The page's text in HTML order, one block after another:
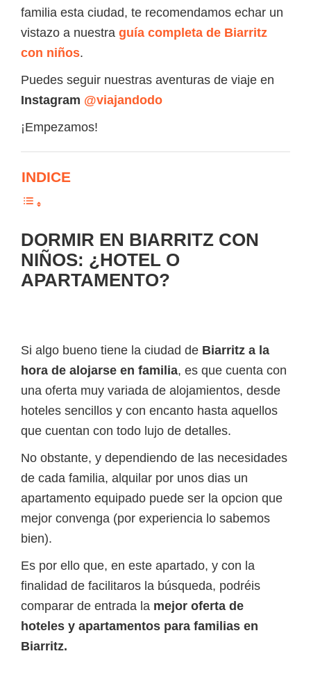
familia esta ciudad, te recomendamos echar un
vistazo a nuestra guía completa de Biarritz
con niños.
Puedes seguir nuestras aventuras de viaje en
Instagram @viajandodo
¡Empezamos!
INDICE
DORMIR EN BIARRITZ CON
NIÑOS: ¿HOTEL O
APARTAMENTO?
Si algo bueno tiene la ciudad de Biarritz a la
hora de alojarse en familia, es que cuenta con
una oferta muy variada de alojamientos, desde
hoteles sencillos y con encanto hasta aquellos
que cuentan con todo lujo de detalles.
No obstante, y dependiendo de las necesidades
de cada familia, alquilar por unos dias un
apartamento equipado puede ser la opcion que
mejor convenga (por experiencia lo sabemos
bien).
Es por ello que, en este apartado, y con la
finalidad de facilitaros la búsqueda, podréis
comparar de entrada la mejor oferta de
hoteles y apartamentos para familias en
Biarritz.